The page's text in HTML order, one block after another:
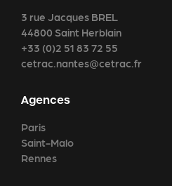
3 rue Jacques BREL
44800 Saint Herblain
+33 (0)2 51 83 72 55
cetrac.nantes@cetrac.fr
Agences
Paris
Saint-Malo
Rennes